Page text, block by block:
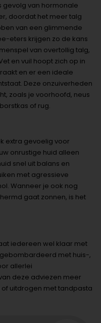
gevolg van hormonale
doordat het meer talg
van een glimmende
eters krijgen zo de kans
van overtollig talg,
en vuil hoopt zich op in
en er een ideale
Deze onzuiverheden
zoals je voorhoofd, neus
of rug.
extra gevoelig voor
onrustige huid alleen
snel uit balans en
met agressieve
Wanneer je ook nog
gaat zonnen, is het
iedereen wel klaar met
met huis-,
allerlei
deze adviezen meer
uitdrogen met tandpasta